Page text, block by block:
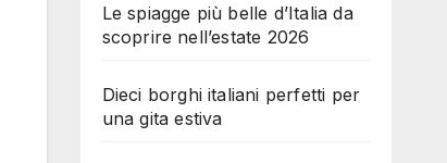
Le spiagge più belle d’Italia da
scoprire nell’estate 2026
Dieci borghi italiani perfetti per
una gita estiva